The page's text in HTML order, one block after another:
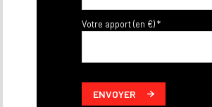
Votre apport (en €) *
ENVOYER